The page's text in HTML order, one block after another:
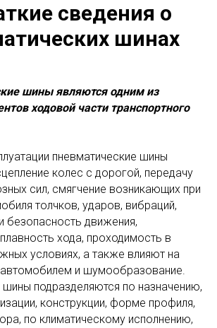
сведения о
шинах
шины являются одним из
ходовой части транспортного
пневматические шины
колес с дорогой, передачу
сил, смягчение возникающих при
толчков, ударов, вибраций,
безопасность движения,
хода, проходимость в
условиях, а также влияют на
автомобилем и шумообразование.
подразделяются по назначению,
конструкции, форме профиля,
по климатическому исполнению,